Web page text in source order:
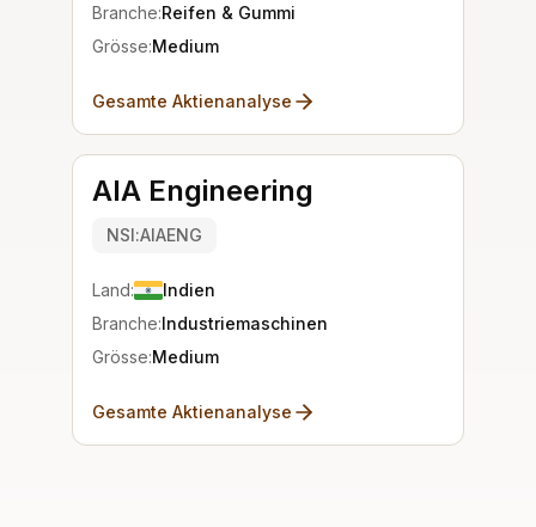
Branche:Reifen & Gummi
Grösse:Medium
Gesamte Aktienanalyse
AIA Engineering
NSI:AIAENG
Land:
Indien
Branche:Industriemaschinen
Grösse:Medium
Gesamte Aktienanalyse